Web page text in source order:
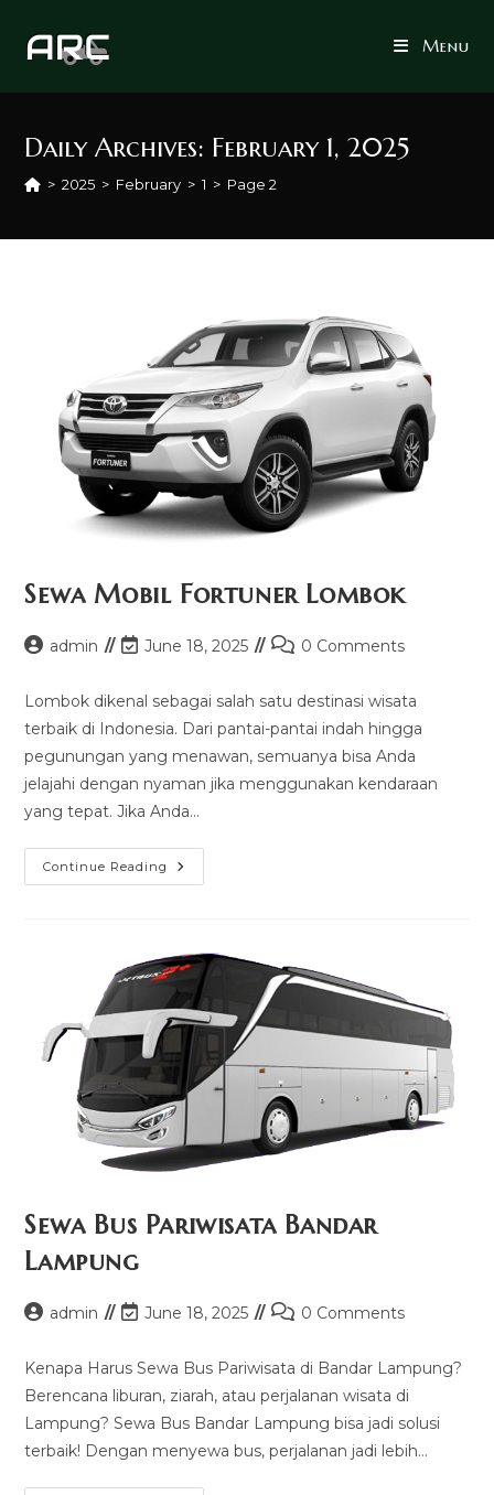
Menu
Daily Archives: February 1, 2025
> 2025 > February > 1 > Page 2
Sewa Mobil Fortuner Lombok
Postadmin
Post
modified:
June 18, 2025
Post0 Comments
Lombok dikenal sebagai salah satu destinasi wisata
terbaik di Indonesia. Dari pantai-pantai indah hingga
pegunungan yang menawan, semuanya bisa Anda
jelajahi dengan nyaman jika menggunakan kendaraan
yang tepat. Jika Anda…
Continue Reading Sewa
Mobil
Sewa Bus Pariwisata Bandar
Lampung
Postadmin
Post
modified:
June 18, 2025
Post0 Comments
Kenapa Harus Sewa Bus Pariwisata di Bandar Lampung?
Berencana liburan, ziarah, atau perjalanan wisata di
Lampung? Sewa Bus Bandar Lampung bisa jadi solusi
terbaik! Dengan menyewa bus, perjalanan jadi lebih…